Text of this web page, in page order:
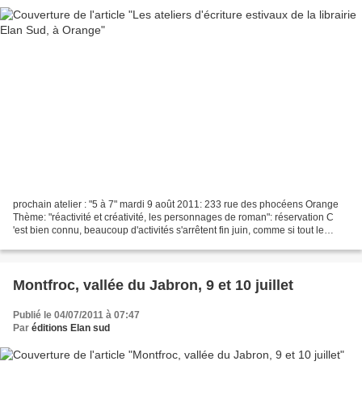
prochain atelier : "5 à 7" mardi 9 août 2011: 233 rue des phocéens Orange
Thème: "réactivité et créativité, les personnages de roman": réservation C
'est bien connu, beaucoup d'activités s'arrêtent fin juin, comme si tout le
Montfroc, vallée du Jabron, 9 et 10 juillet
Publié le 04/07/2011 à 07:47
Par éditions Elan sud